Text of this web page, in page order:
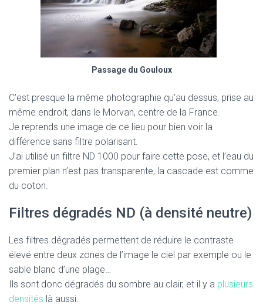
Passage du Gouloux
C’est presque la même photographie qu’au dessus, prise au
même endroit, dans le Morvan, centre de la France.
Je reprends une image de ce lieu pour bien voir la
différence sans filtre polarisant.
J’ai utilisé un filtre ND 1000 pour faire cette pose, et l’eau du
premier plan n’est pas transparente, la cascade est comme
du coton.
Filtres dégradés ND (à densité neutre)
Les filtres dégradés permettent de réduire le contraste
élevé entre deux zones de l’image le ciel par exemple ou le
sable blanc d’une plage…
Ils sont donc dégradés du sombre au clair, et il y a plusieurs
densités là aussi.